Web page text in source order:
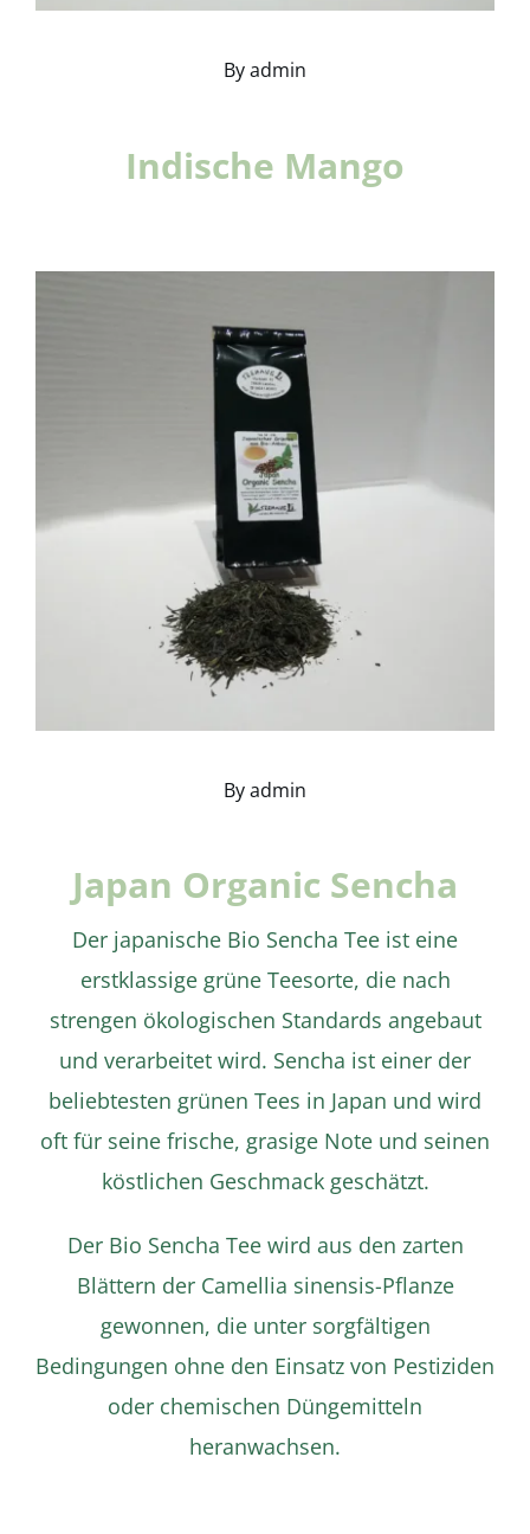
Details
Byadmin
Indische Mango
Details
Byadmin
Japan Organic Sencha
Der japanische Bio Sencha Tee ist eine
erstklassige grüne Teesorte, die nach
strengen ökologischen Standards angebaut
und verarbeitet wird. Sencha ist einer der
beliebtesten grünen Tees in Japan und wird
oft für seine frische, grasige Note und seinen
köstlichen Geschmack geschätzt.
Der Bio Sencha Tee wird aus den zarten
Blättern der Camellia sinensis-Pflanze
gewonnen, die unter sorgfältigen
Bedingungen ohne den Einsatz von Pestiziden
oder chemischen Düngemitteln
heranwachsen.